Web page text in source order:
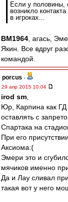
Если у половины,
возникло
в игроках...
BM1964 , агась,
Якин. Все вдруг
командой.
porcus -
29 апр 2015 10:04
irod sm
Юр, Карпина как
оставлять с
Спартака на
При его
Аксиома:(
Эмери это и
мячиков именно
Да и Лау сливал
такая вот у него